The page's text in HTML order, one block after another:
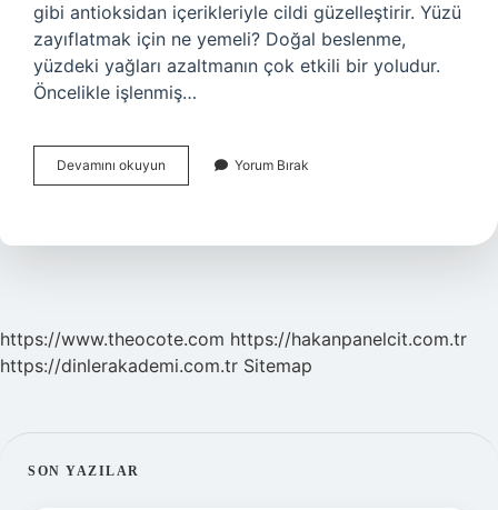
gibi antioksidan içerikleriyle cildi güzelleştirir. Yüzü
zayıflatmak için ne yemeli? Doğal beslenme,
yüzdeki yağları azaltmanın çok etkili bir yoludur.
Öncelikle işlenmiş…
Devamını okuyun
Yüz
Yemeli
Yorum Bırak
https://www.theocote.com https://hakanpanelcit.com.tr
https://dinlerakademi.com.tr Sitemap
SIDEBAR
SON YAZILAR